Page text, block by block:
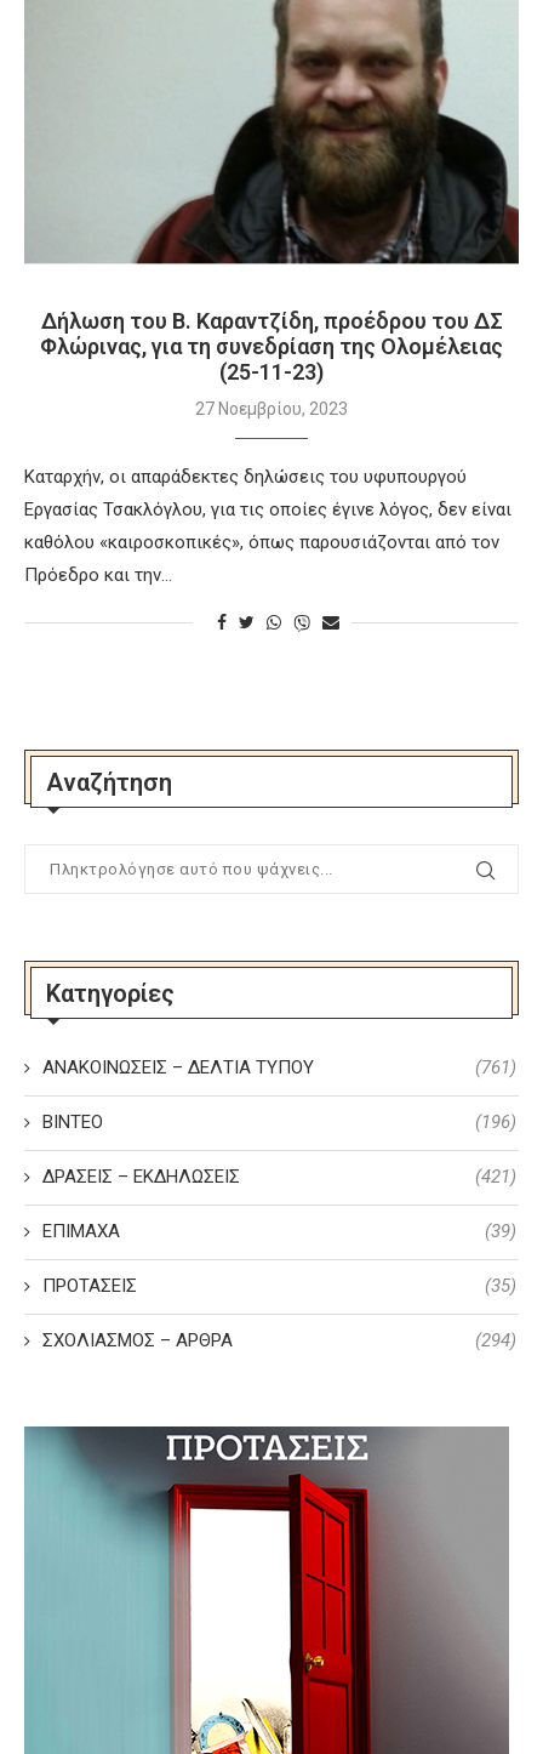
Δήλωση του Β. Καραντζίδη, προέδρου του ΔΣ
Φλώρινας, για τη συνεδρίαση της Ολομέλειας
(25-11-23)
27 Νοεμβρίου, 2023
Καταρχήν, οι απαράδεκτες δηλώσεις του υφυπουργού
Εργασίας Τσακλόγλου, για τις οποίες έγινε λόγος, δεν είναι
καθόλου «καιροσκοπικές», όπως παρουσιάζονται από τον
Πρόεδρο και την…
Αναζήτηση
Κατηγορίες
ΑΝΑΚΟΙΝΩΣΕΙΣ – ΔΕΛΤΙΑ ΤΥΠΟΥ (761)
ΒΙΝΤΕΟ (196)
ΔΡΑΣΕΙΣ – ΕΚΔΗΛΩΣΕΙΣ (421)
ΕΠΙΜΑΧΑ (39)
ΠΡΟΤΑΣΕΙΣ (35)
ΣΧΟΛΙΑΣΜΟΣ – ΑΡΘΡΑ (294)